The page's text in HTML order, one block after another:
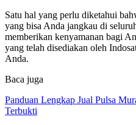
Satu hal yang perlu diketahui
yang bisa Anda jangkau di
memberikan kenyamanan bagi
yang telah disediakan oleh
Anda.
Baca juga
Panduan Lengkap Jual Pulsa
Terbukti